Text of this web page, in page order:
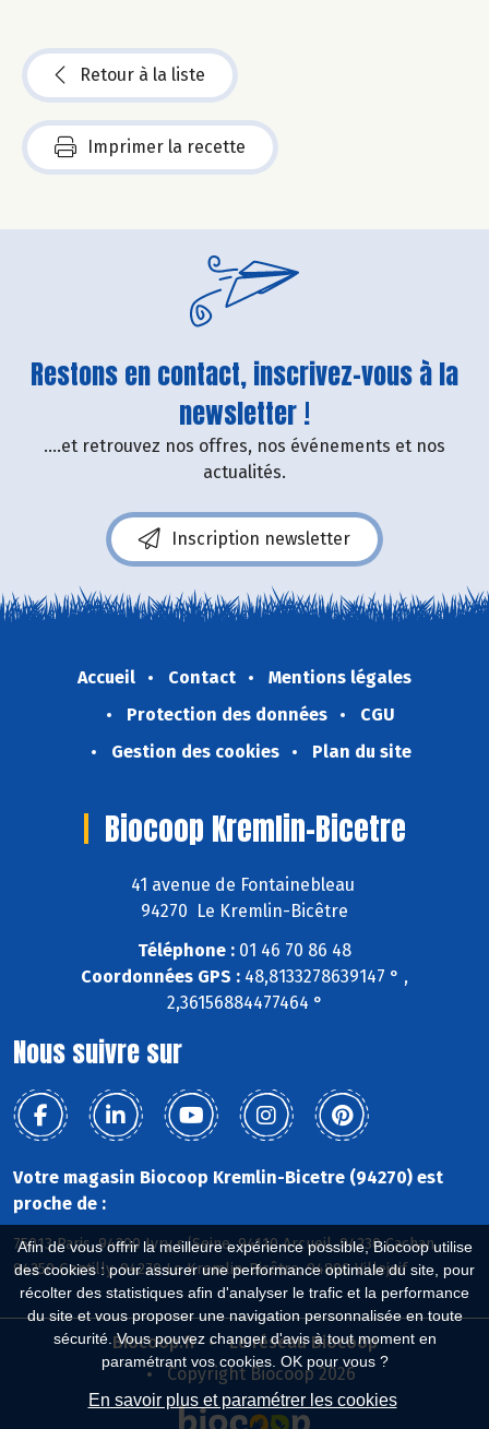
Afin de vous offrir la meilleure expérience possible, Biocoop utilise
des cookies : pour assurer une performance optimale du site, pour
récolter des statistiques afin d'analyser le trafic et la performance
du site et vous proposer une navigation personnalisée en toute
sécurité. Vous pouvez changer d'avis à tout moment en
paramétrant vos cookies. OK pour vous ?
En savoir plus et paramétrer les cookies
Retour à la liste
Imprimer la recette
Restons en contact, inscrivez-vous à la
newsletter !
....et retrouvez nos offres, nos événements et nos
actualités.
Inscription newsletter
Accueil Contact
Mentions légales
Protection des données
CGU
Gestion des cookies
Plan du site
Biocoop Kremlin-Bicetre
41 avenue de Fontainebleau
94270 Le Kremlin-Bicêtre
Téléphone : 01 46 70 86 48
Coordonnées GPS : 48,8133278639147 ° ,
2,36156884477464 °
Nous suivre sur
Votre magasin Biocoop Kremlin-Bicetre (94270) est
proche de :
75013 Paris, 94200 Ivry s/Seine, 94110 Arcueil, 94230 Cachan,
94250 Gentilly, 94270 Le Kremlin-Bicêtre, 94800 Villejuif
Biocoop.fr
Le réseau Biocoop
Copyright Biocoop 2026